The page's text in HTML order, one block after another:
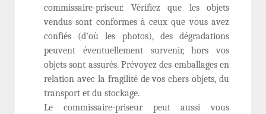
commissaire-priseur. Vérifiez que les objets
vendus sont conformes à ceux que vous avez
confiés (d’où les photos), des dégradations
peuvent éventuellement survenir, hors vos
objets sont assurés. Prévoyez des emballages en
relation avec la fragilité de vos chers objets, du
transport et du stockage.
Le commissaire-priseur peut aussi vous